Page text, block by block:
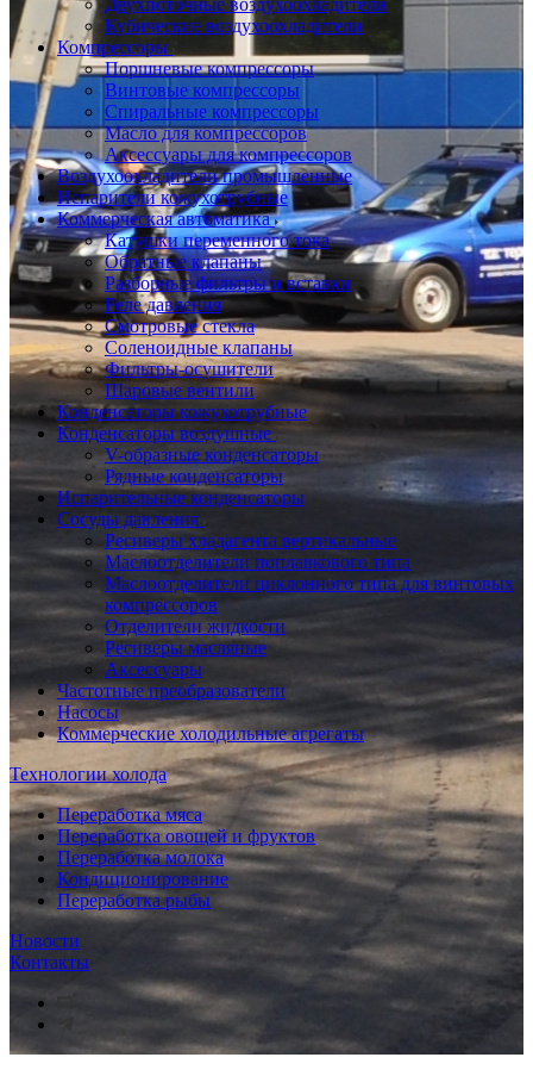
Двухпоточные воздухоохладители
Кубические воздухоохладители
Компрессоры
Поршневые компрессоры
Винтовые компрессоры
Спиральные компрессоры
Масло для компрессоров
Аксессуары для компрессоров
Воздухоохладители промышленные
Испарители кожухотрубные
Коммерческая автоматика
Катушки переменного тока
Обратные клапаны
Разборные фильтры и вставки
Реле давления
Смотровые стекла
Соленоидные клапаны
Фильтры-осушители
Шаровые вентили
Конденсаторы кожухотрубные
Конденсаторы воздушные
V-образные конденсаторы
Рядные конденсаторы
Испарительные конденсаторы
Сосуды давления
Ресиверы хладагента вертикальные
Маслоотделители поплавкового типа
Маслоотделители циклонного типа для винтовых
компрессоров
Отделители жидкости
Ресиверы масляные
Аксессуары
Частотные преобразователи
Насосы
Коммерческие холодильные агрегаты
Технологии холода
Переработка мяса
Переработка овощей и фруктов
Переработка молока
Кондиционирование
Переработка рыбы
Новости
Контакты